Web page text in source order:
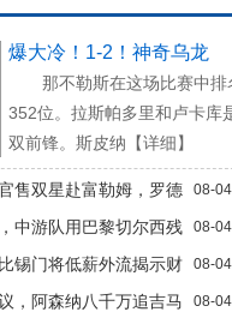
爆大冷！1-2！神奇乌龙
那不勒斯在这场比赛中排
352位。拉斯帕多里和卢卡库
双前锋。斯皮纳【详细】
售双星赴富勒姆，罗德
08-04
中游队用巴黎切尔西残
08-04
锡门将低薪外流揭示财
08-04
，阿森纳八千万追吉马
08-04